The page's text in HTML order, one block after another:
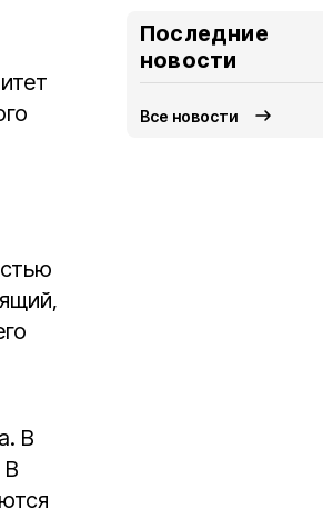
В
В
Последние
новости
Все новости